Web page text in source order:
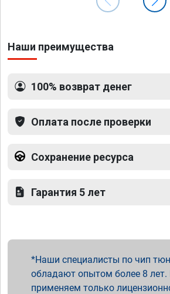
Наши преимущества
100% возврат денег
Оплата после проверки
Сохранение ресурса
Гарантия 5 лет
Наши специалисты по чип
обладают опытом более 8
применяем только